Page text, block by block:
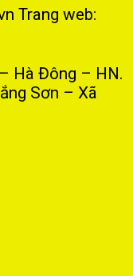
Trang web:
Hà Đông – HN.
Sơn – Xã